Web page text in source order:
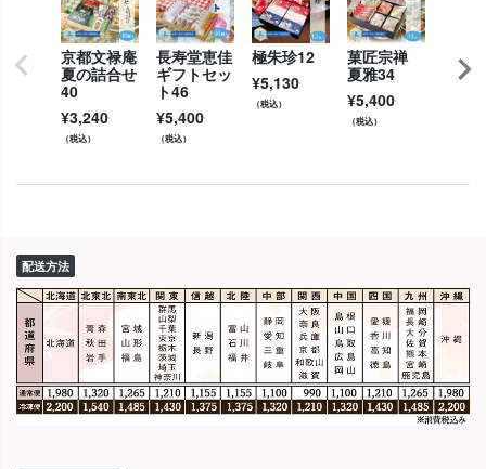
京都文禄庵
夏の詰合せ
40
¥3,240
（税込）
長寿堂恵佳
ギフトセッ
ト46
¥5,400
（税込）
極朱珍12
¥5,130
（税込）
菓匠宗禅
夏雅34
¥5,400
（税込）
極朱
配送方法